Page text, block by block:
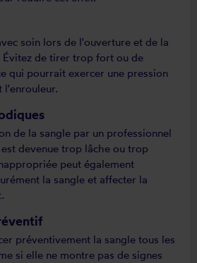
soin lors de l'ouverture et de la
de tirer trop fort ou de
qui pourrait exercer une pression
l'enrouleur.
de la sangle par un professionnel
devenue trop lâche ou trop
peut également
la sangle et affecter la
préventivement la sangle tous les
si elle ne montre pas de signes